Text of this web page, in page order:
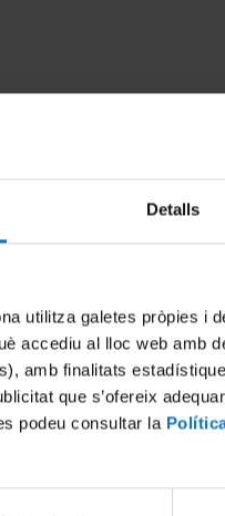
Detalls
utilitza galetes pròpies i
accediu al lloc web amb
amb finalitats
que s’ofereix
podeu consultar la
llibre "Les
de Barcelona. El
29